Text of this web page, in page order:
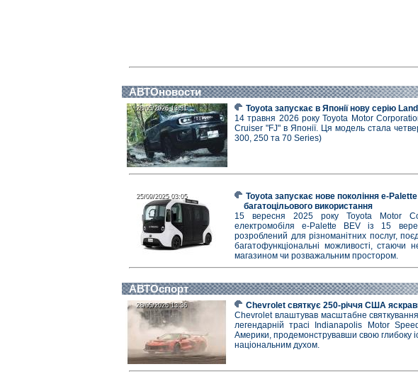
АВТОновости
28/05/2026 13:31
28/05/2026 13:31
Toyota запускає в Японії нову серію
14 травня 2026 року Toyota Motor
Cruiser "FJ" в Японії. Ця модель стала
300, 250 та 70 Series)
25/09/2025 03:05
25/09/2025 03:05
Toyota запускає нове покоління e-
багатоцільового використання
15 вересня 2025 року Toyota Motor
електромобіля e-Palette BEV із 15
розроблений для різноманітних послуг,
багатофункціональні можливості,
магазином чи розважальним простором.
АВТОспорт
28/05/2026 13:36
28/05/2026 13:36
Chevrolet святкує 250-річчя США
Chevrolet влаштував масштабне
легендарній трасі Indianapolis Motor
Америки, продемонструвавши свою глибоку
національним духом.